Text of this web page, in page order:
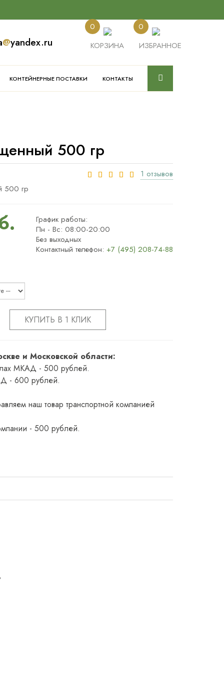
@yandex.ru
0
КОРЗИНА
0
ИЗБРАННОЕ
КОНТЕЙНЕРНЫЕ ПОСТАВКИ КОНТАКТЫ
500 гр
1 отзывов
500 гр
График работы:
Пн - Вс: 08:00-20:00
Без выходных
Контактный телефон: +7 (495) 208-74-88
КУПИТЬ В 1 КЛИК
и Московской области:
МКАД - 500 рублей.
- 600 рублей.
наш товар транспортной компанией
- 500 рублей.